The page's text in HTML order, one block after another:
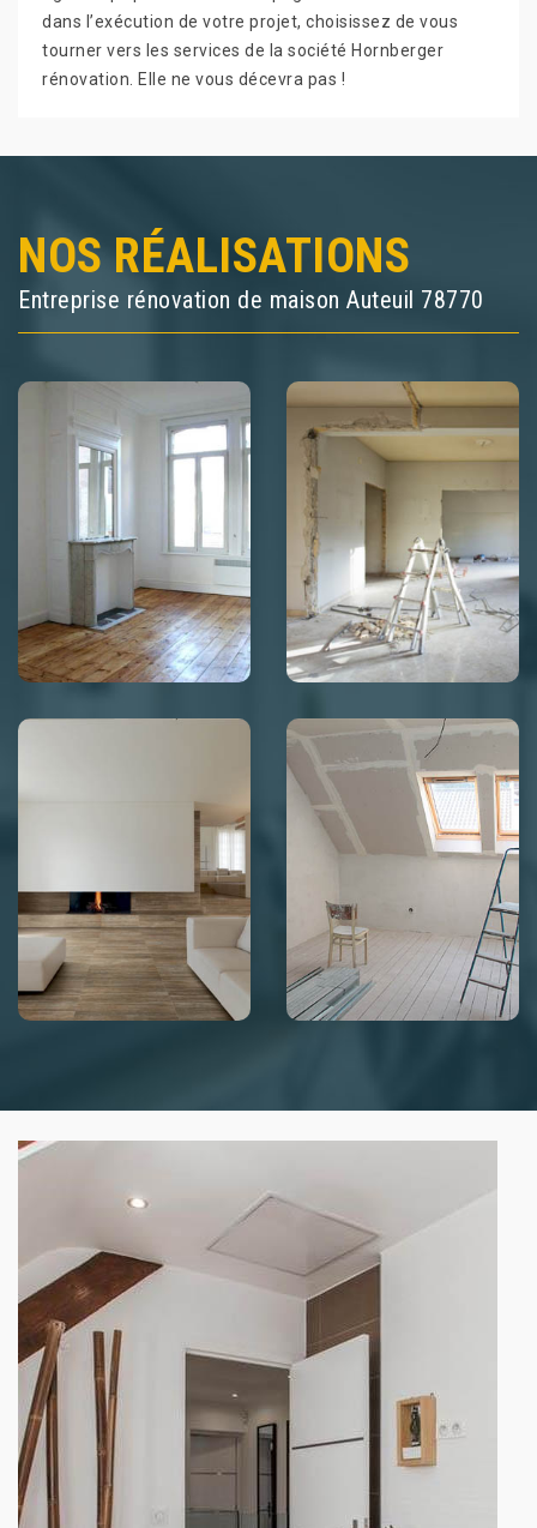
dans l’exécution de votre projet, choisissez de vous
tourner vers les services de la société Hornberger
rénovation. Elle ne vous décevra pas !
NOS RÉALISATIONS
Entreprise rénovation de maison Auteuil 78770